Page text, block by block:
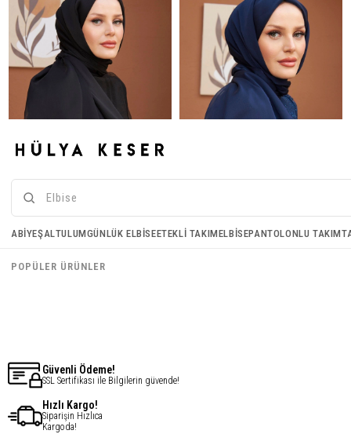
Janjan Kumaş Şal - Siyah
€16,43
Janjan Kumaş Şal - Lacivert
Güvenli Ödeme!
SSL Sertifikası ile Bilgilerin güvende!
Hızlı Kargo!
Siparişin Hızlıca
Kargoda!
ABIYEŞALTULUMGÜNLÜK ELBISEETEKLI TAKIMELBISEPANTOLONLU TAKIM
POPÜLER ÜRÜNLER